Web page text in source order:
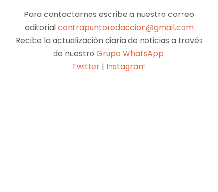
Para contactarnos escribe a nuestro correo
editorialcontrapuntoredaccion@gmail.com
Recibe la actualización diaria de noticias a través
de nuestro Grupo WhatsApp
Twitter | Instagram